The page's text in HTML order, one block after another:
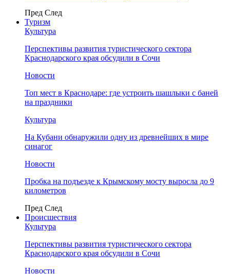
Пред След
Туризм
Культура
Перспективы развития туристического сектора
Краснодарского края обсудили в Сочи
Новости
Топ мест в Краснодаре: где устроить шашлыки с баней
на праздники
Культура
На Кубани обнаружили одну из древнейших в мире
синагог
Новости
Пробка на подъезде к Крымскому мосту выросла до 9
километров
Пред След
Происшествия
Культура
Перспективы развития туристического сектора
Краснодарского края обсудили в Сочи
Новости